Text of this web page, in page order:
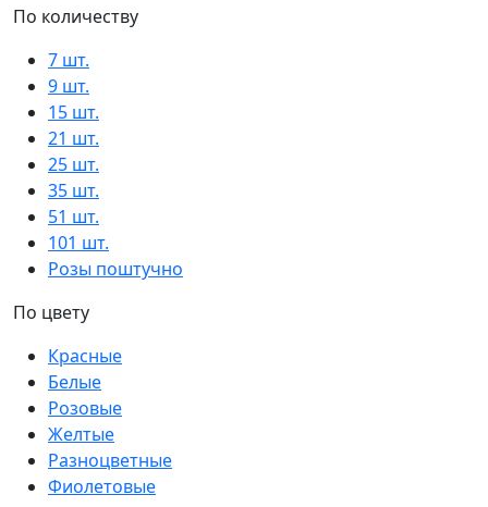
По количеству
7 шт.
9 шт.
15 шт.
21 шт.
25 шт.
35 шт.
51 шт.
101 шт.
Розы поштучно
По цвету
Красные
Белые
Розовые
Желтые
Разноцветные
Фиолетовые